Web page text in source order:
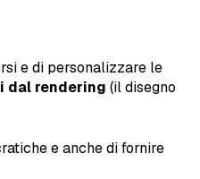
e di personalizzare le
dal rendering (il disegno
e anche di fornire